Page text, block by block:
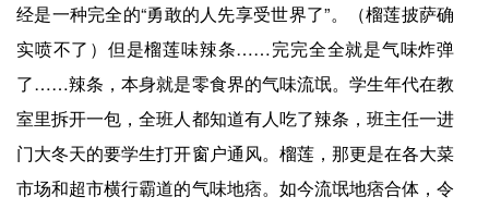
经是一种完全的“勇敢的人先享受世界了”。（榴莲披萨确
实喷不了）但是榴莲味辣条……完完全全就是气味炸弹
了……辣条，本身就是零食界的气味流氓。学生年代在教
室里拆开一包，全班人都知道有人吃了辣条，班主任一进
门大冬天的要学生打开窗户通风。榴莲，那更是在各大菜
市场和超市横行霸道的气味地痞。如今流氓地痞合体，令